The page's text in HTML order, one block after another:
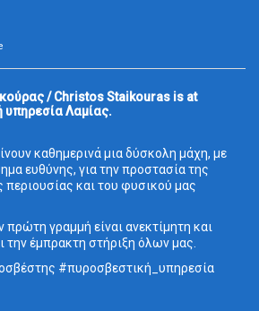
/ Christos Staikouras is at
υπηρεσία Λαμίας.
καθημερινά μια δύσκολη μάχη, με
ευθύνης, για την προστασία της
και του φυσικού μας
γραμμή είναι ανεκτίμητη και
την έμπρακτη στήριξη όλων μας.
#πυροσβεστική_ υπηρεσία